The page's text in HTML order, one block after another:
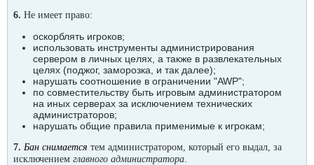
6. Не имеет право:
оскорблять игроков;
использовать инструменты администрирования
сервером в личных целях, а также в развлекательных
целях (поджог, заморозка, и так далее);
нарушать соотношение в ограничении "AWP";
по совместительству быть игровым администратором
на иных серверах за исключением технических
администраторов;
нарушать общие правила применимые к игрокам;
7. Бан снимается тем администратором, который его выдал, за
исключением главного администратора